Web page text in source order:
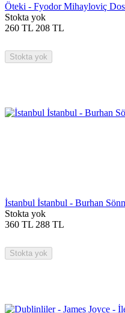
Öteki - Fyodor Mihayloviç
Stokta yok
260 TL 208 TL
Stokta yok
İstanbul İstanbul - Burhan
Stokta yok
360 TL 288 TL
Stokta yok